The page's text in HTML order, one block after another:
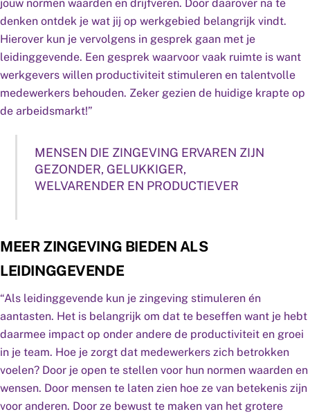
jouw normen waarden en drijfveren. Door daarover na te
denken ontdek je wat jij op werkgebied belangrijk vindt.
Hierover kun je vervolgens in gesprek gaan met je
leidinggevende. Een gesprek waarvoor vaak ruimte is want
werkgevers willen productiviteit stimuleren en talentvolle
medewerkers behouden. Zeker gezien de huidige krapte op
de arbeidsmarkt!”
MENSEN DIE ZINGEVING ERVAREN ZIJN
GEZONDER, GELUKKIGER,
WELVARENDER EN PRODUCTIEVER
MEER ZINGEVING BIEDEN ALS
LEIDINGGEVENDE
“Als leidinggevende kun je zingeving stimuleren én
aantasten. Het is belangrijk om dat te beseffen want je hebt
daarmee impact op onder andere de productiviteit en groei
in je team. Hoe je zorgt dat medewerkers zich betrokken
voelen? Door je open te stellen voor hun normen waarden en
wensen. Door mensen te laten zien hoe ze van betekenis zijn
voor anderen. Door ze bewust te maken van het grotere